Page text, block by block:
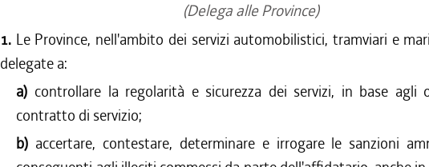
(Delega alle Province)
1. Le Province, nell'ambito dei servizi automobilistici, tramviari e
delegate a:
a) controllare la regolarità e sicurezza dei servizi, in base agli
contratto di servizio;
b) accertare, contestare, determinare e irrogare le sanzioni